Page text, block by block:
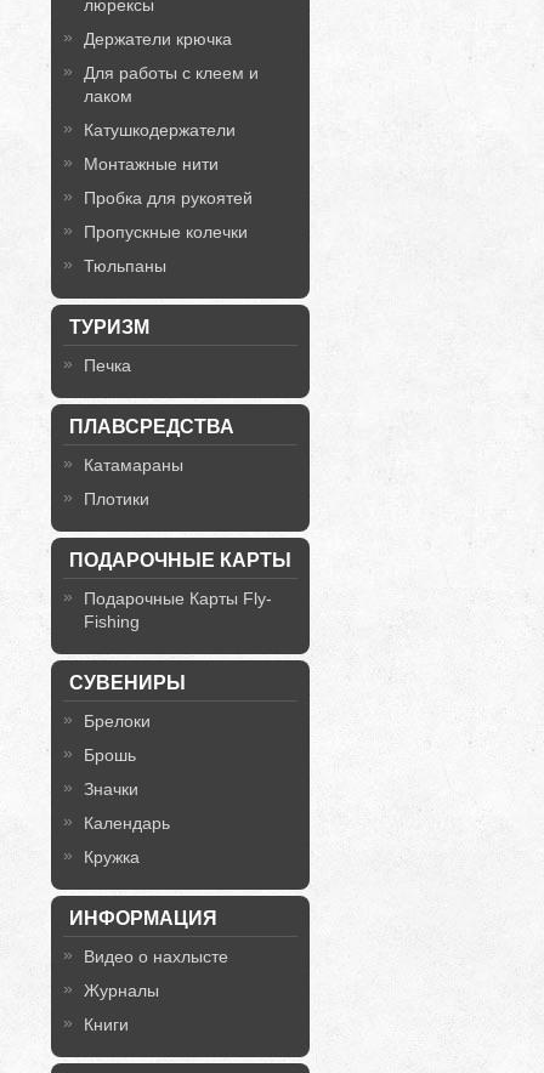
люрексы
Держатели крючка
Для работы с клеем и
лаком
Катушкодержатели
Монтажные нити
Пробка для рукоятей
Пропускные колечки
Тюльпаны
ТУРИЗМ
Печка
ПЛАВСРЕДСТВА
Катамараны
Плотики
ПОДАРОЧНЫЕ КАРТЫ
Подарочные Карты Fly-
Fishing
СУВЕНИРЫ
Брелоки
Брошь
Значки
Календарь
Кружка
ИНФОРМАЦИЯ
Видео о нахлысте
Журналы
Книги